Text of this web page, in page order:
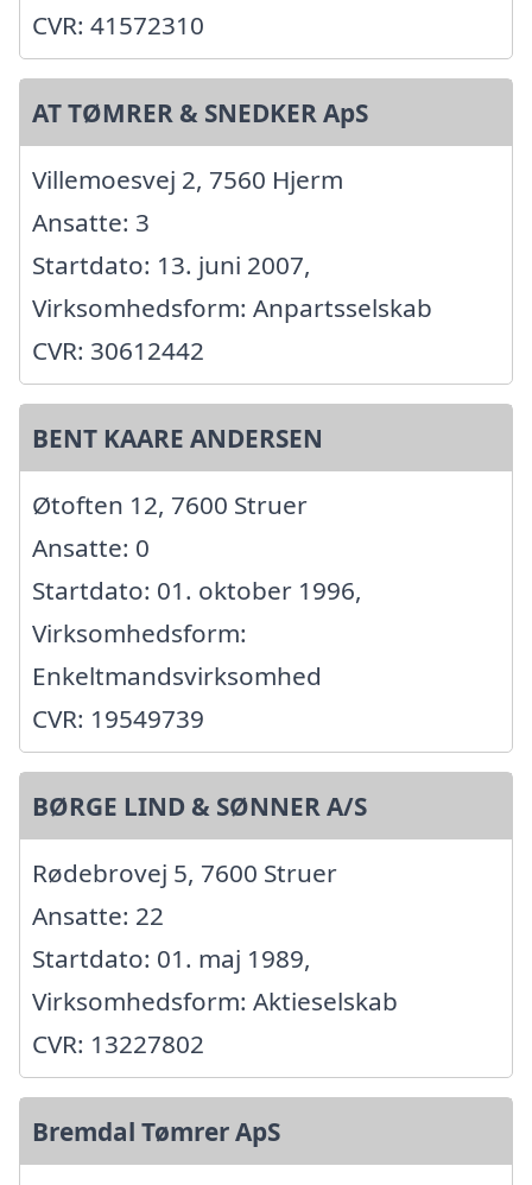
CVR: 41572310
AT TØMRER & SNEDKER ApS
Villemoesvej 2, 7560 Hjerm
Ansatte: 3
Startdato: 13. juni 2007,
Virksomhedsform: Anpartsselskab
CVR: 30612442
BENT KAARE ANDERSEN
Øtoften 12, 7600 Struer
Ansatte: 0
Startdato: 01. oktober 1996,
Virksomhedsform:
Enkeltmandsvirksomhed
CVR: 19549739
BØRGE LIND & SØNNER A/S
Rødebrovej 5, 7600 Struer
Ansatte: 22
Startdato: 01. maj 1989,
Virksomhedsform: Aktieselskab
CVR: 13227802
Bremdal Tømrer ApS